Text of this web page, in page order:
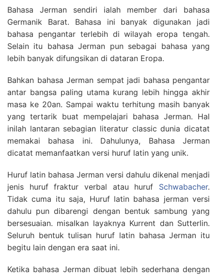
Bahasa Jerman sendiri ialah member dari bahasa
Germanik Barat. Bahasa ini banyak digunakan jadi
bahasa pengantar terlebih di wilayah eropa tengah.
Selain itu bahasa Jerman pun sebagai bahasa yang
lebih banyak difungsikan di dataran Eropa.
Bahkan bahasa Jerman sempat jadi bahasa pengantar
antar bangsa paling utama kurang lebih hingga akhir
masa ke 20an. Sampai waktu terhitung masih banyak
yang tertarik buat mempelajari bahasa Jerman. Hal
inilah lantaran sebagian literatur classic dunia dicatat
memakai bahasa ini. Dahulunya, Bahasa Jerman
dicatat memanfaatkan versi huruf latin yang unik.
Huruf latin bahasa Jerman versi dahulu dikenal menjadi
jenis huruf fraktur verbal atau huruf Schwabacher.
Tidak cuma itu saja, Huruf latin bahasa jerman versi
dahulu pun dibarengi dengan bentuk sambung yang
bersesuaian. misalkan layaknya Kurrent dan Sutterlin.
Seluruh bentuk tulisan huruf latin bahasa Jerman itu
begitu lain dengan era saat ini.
Ketika bahasa Jerman dibuat lebih sederhana dengan